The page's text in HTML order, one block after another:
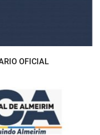
OFICIAL